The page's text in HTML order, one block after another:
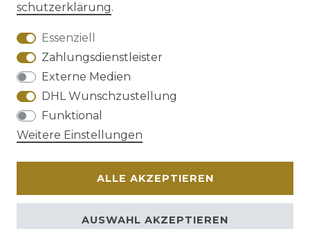
AGB Barrierefreiheitserklärung
Widerrufs­recht
schutz­erklärung.
Essenziell
Zahlungsdienstleister
Externe Medien
DHL Wunschzustellung
Funktional
Weitere Einstellungen
ALLE AKZEPTIEREN
AUSWAHL AKZEPTIEREN